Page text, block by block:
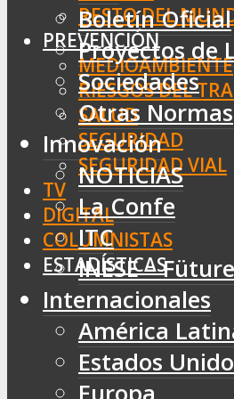
RESTO DEL
PREVENCIÓN
MEDIOAMBIENTE
RIESGOS DEL
SALUD
SEGURIDAD
SEGURIDAD VIAL
TV
DIGITAL
COLUMNISTAS
ESTADÍSTICAS
Boletín Oficial
Proyectos de
Sociedades
Otras Normas
Innovación
NOTICIAS
La Confe
ITC
INESE –
Internacionales
América
Estados